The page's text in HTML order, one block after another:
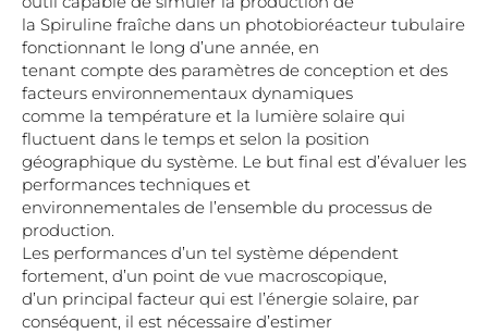
la Spiruline fraîche dans un photobioréacteur tubulaire
fonctionnant le long d’une année, en
tenant compte des paramètres de conception et des
facteurs environnementaux dynamiques
comme la température et la lumière solaire qui
fluctuent dans le temps et selon la position
géographique du système. Le but final est d’évaluer les
performances techniques et
environnementales de l’ensemble du processus de
production.
Les performances d’un tel système dépendent
fortement, d’un point de vue macroscopique,
d’un principal facteur qui est l’énergie solaire, par
conséquent, il est nécessaire d’estimer